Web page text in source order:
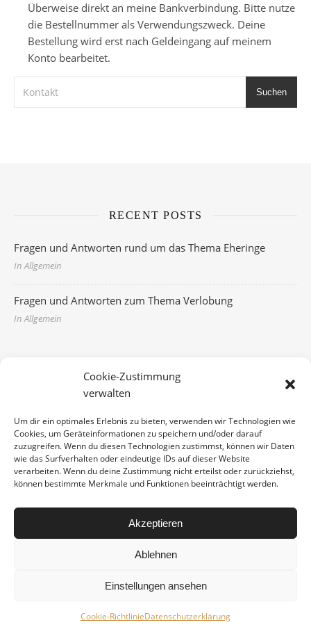
Cookie-Zustimmung
verwalten
Um dir ein optimales Erlebnis zu bieten, verwenden wir Technologien wie
Cookies, um Geräteinformationen zu speichern und/oder darauf
zuzugreifen. Wenn du diesen Technologien zustimmst, können wir Daten
wie das Surfverhalten oder eindeutige IDs auf dieser Website
verarbeiten. Wenn du deine Zustimmung nicht erteilst oder zurückziehst,
können bestimmte Merkmale und Funktionen beeinträchtigt werden.
Akzeptieren
Ablehnen
Einstellungen ansehen
Cookie-RichtlinieDatenschutzerklärung
Überweise direkt an meine Bankverbindung. Bitte nutze
die Bestellnummer als Verwendungszweck. Deine
Bestellung wird erst nach Geldeingang auf meinem
Konto bearbeitet.
Suchen
RECENT POSTS
Fragen und Antworten rund um das Thema Eheringe
In Allgemein
Fragen und Antworten zum Thema Verlobung
In Allgemein
CATEGORIES
BANNER ADS
Widerufsbelehrung